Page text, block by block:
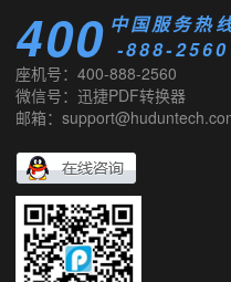
400 -888-2560
中国服务热
座机号：400-888-2560
微信号：迅捷PDF转换器
邮箱：